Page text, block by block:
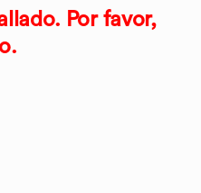
Por favor,